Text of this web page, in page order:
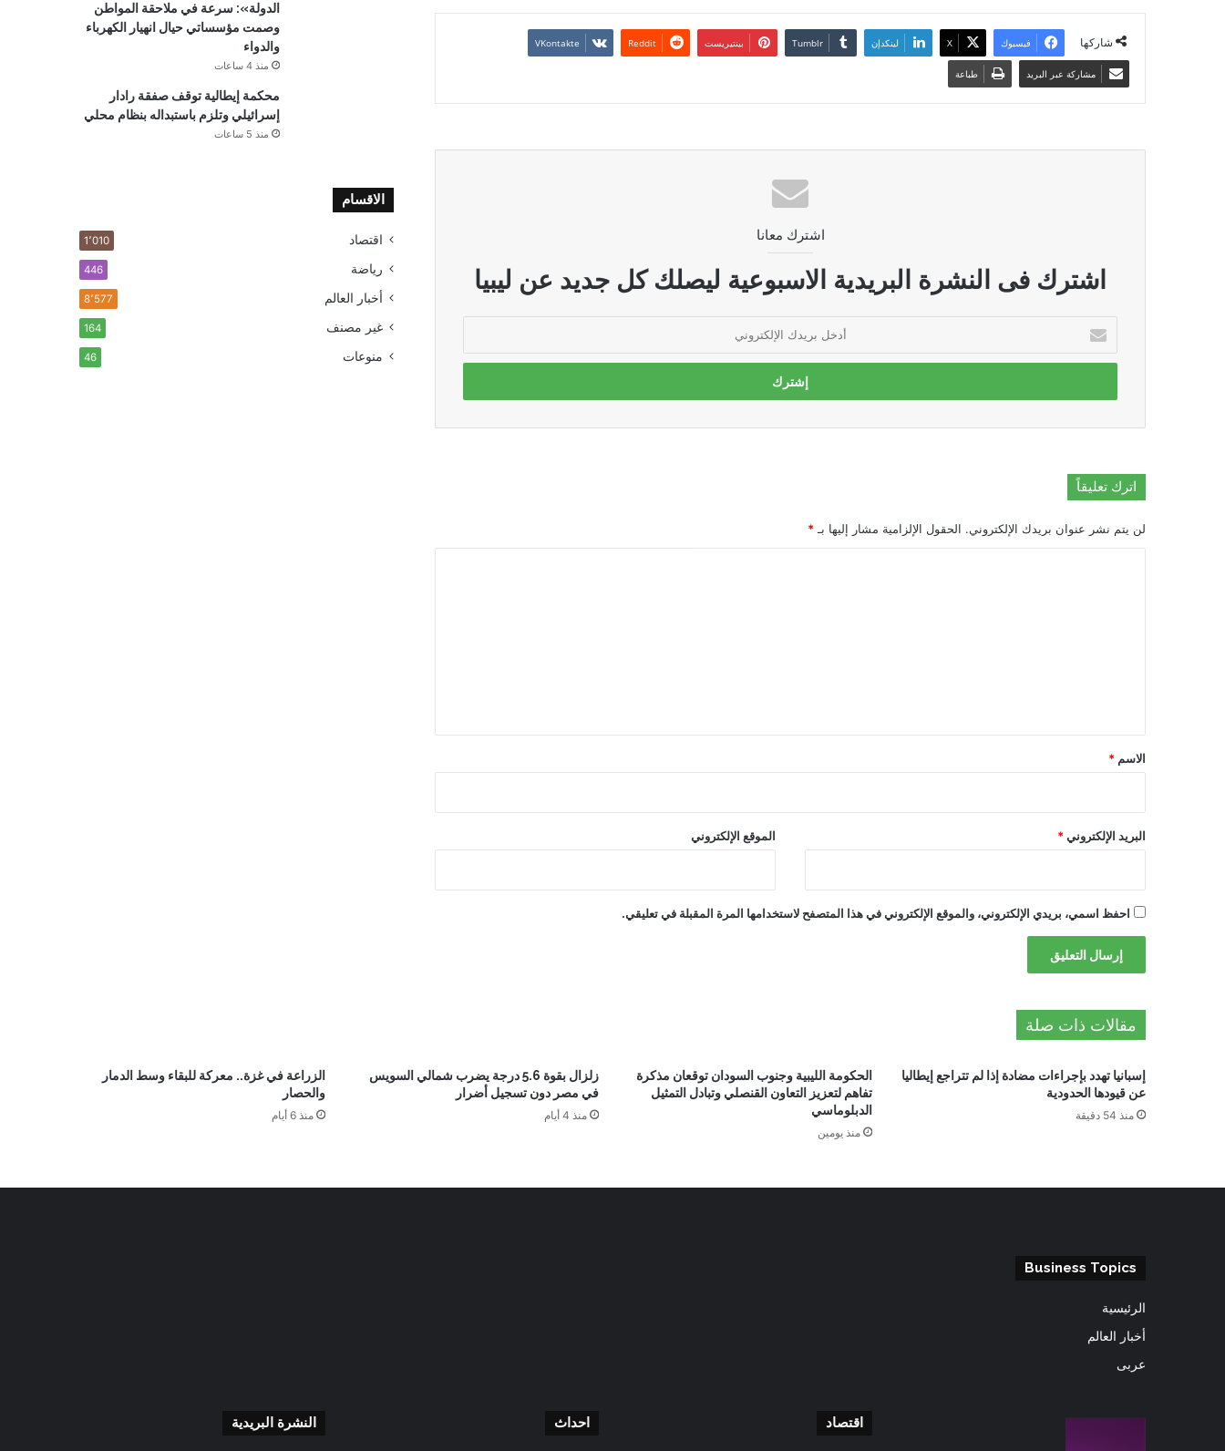
شاركها فيسبوك ‫X لينكدإن بينتيريست
مشاركة عبر البريد طباعة
اشترك معانا
اشترك فى النشرة البريدية الاسبوعية ليصلك كل جديد عن ليبيا
بريدك
الإلكتروني
اترك تعليقاً
لن يتم نشر عنوان بريدك الإلكتروني. الحقول الإلزامية مشار إليها بـ *
*
الاسم *
البريد الإلكتروني * الموقع الإلكتروني
احفظ اسمي، بريدي الإلكتروني، والموقع الإلكتروني في هذا المتصفح لاستخدامها المرة المقبلة في تعليقي.
الدولة»: سرعة في ملاحقة المواطن
وصمت مؤسساتي حيال انهيار الكهرباء
والدواء
منذ 4 ساعات
محكمة إيطالية توقف صفقة رادار
إسرائيلي وتلزم باستبداله بنظام محلي
منذ 5 ساعات
الاقسام
اقتصاد 1٬010
رياضة 446
أخبار العالم 8٬577
غير مصنف 164
منوعات 46
مقالات ذات صلة
إسبانيا تهدد بإجراءات مضادة إذا لم تتراجع إيطاليا
عن قيودها الحدودية
منذ 54 دقيقة
الحكومة الليبية وجنوب السودان توقعان مذكرة
تفاهم لتعزيز التعاون القنصلي وتبادل التمثيل
الدبلوماسي
منذ يومين
زلزال بقوة 5.6 درجة يضرب شمالي السويس
في مصر دون تسجيل أضرار
منذ 4 أيام
الزراعة في غزة.. معركة للبقاء وسط الدمار
والحصار
منذ 6 أيام
Business Topics
الرئيسية
أخبار العالم
عربى
اقتصاد احداث النشرة البريدية